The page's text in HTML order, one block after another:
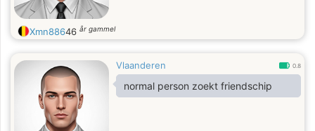
Xmn88646 år gammel
Vlaanderen 0.8
normal person zoekt friendschip